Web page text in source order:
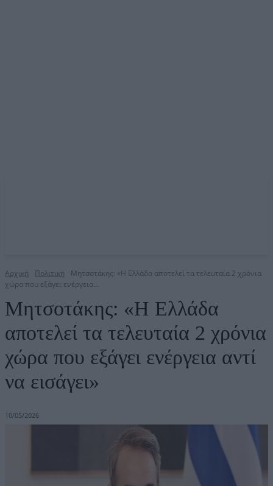
Αρχική Πολιτική
Μητσοτάκης: «Η Ελλάδα αποτελεί τα τελευταία 2 χρόνια
χώρα που εξάγει ενέργεια...
Μητσοτάκης: «Η Ελλάδα
αποτελεί τα τελευταία 2 χρόνια
χώρα που εξάγει ενέργεια αντί
να εισάγει»
10/05/2026